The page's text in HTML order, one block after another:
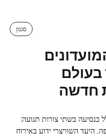
סגנון
בעולם
חדשה
בנסיעה בשתי צורות תנועה:
היעד השוויצרי ידוע באירוח